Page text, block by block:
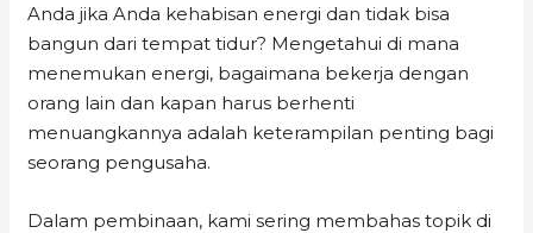
Anda jika Anda kehabisan energi dan tidak bisa
bangun dari tempat tidur? Mengetahui di mana
menemukan energi, bagaimana bekerja dengan
orang lain dan kapan harus berhenti
menuangkannya adalah keterampilan penting bagi
seorang pengusaha.
Dalam pembinaan, kami sering membahas topik di